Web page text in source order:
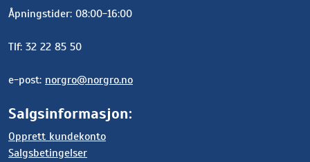
Åpningstider: 08:00-16:00
Tlf: 32 22 85 50
e-post: norgro@norgro.no
Salgsinformasjon:
Opprett kundekonto
Salgsbetingelser